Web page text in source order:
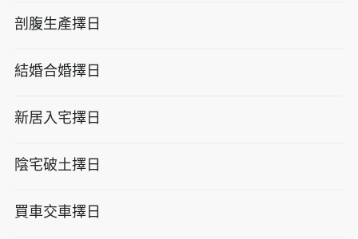
剖腹生產擇日
結婚合婚擇日
新居入宅擇日
陰宅破土擇日
買車交車擇日